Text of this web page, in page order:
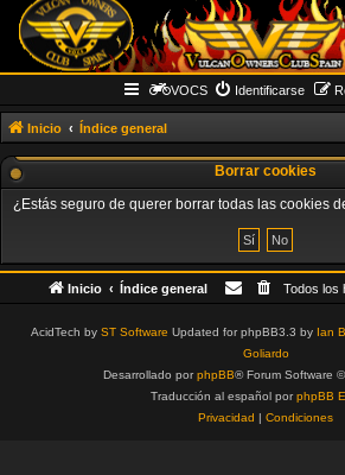
VOCS Identificarse
Inicio Índice general
Borrar cookies
¿Estás seguro de querer borrar todas las cookies
Inicio Índice general Todos los
AcidTech by ST Software Updated for phpBB3.3 by Ian
Goliardo
Desarrollado porphpBB® Forum Software
Traducción al español porphpBB
Privacidad | Condiciones